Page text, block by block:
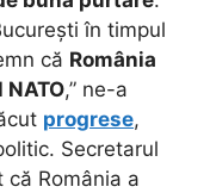
în timpul
că România
,” ne-a
progrese,
Secretarul
România a